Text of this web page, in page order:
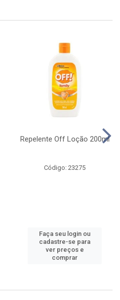
Repelente Off Loção 200ml
Código: 23275
Faça seu login ou
cadastre-se para
ver preços e
comprar